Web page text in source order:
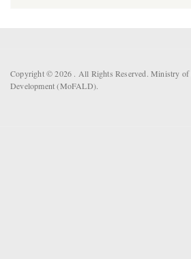
Copyright © 2026 . All Rights Reserved. Ministry of
Development (MoFALD).